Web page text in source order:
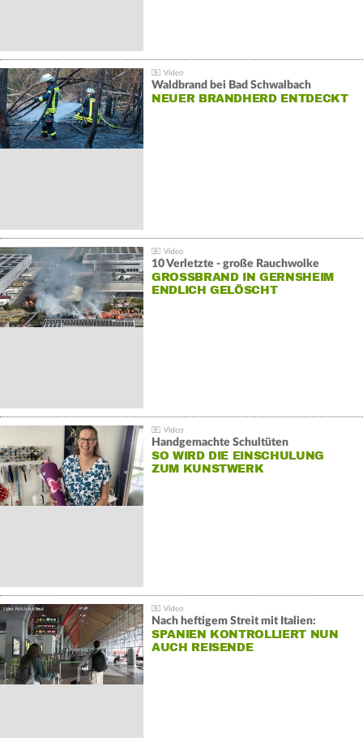
Waldbrand bei Bad Schwalbach
NEUER BRANDHERD ENTDECKT
10 Verletzte - große Rauchwolke
GROSSBRAND IN GERNSHEIM E
NDLICH GELÖSCHT
Handgemachte Schultüten
SO WIRD DIE EINSCHULUNG
ZUM KUNSTWERK
Nach heftigem Streit mit Italien:
SPANIEN KONTROLLIERT NUN
AUCH REISENDE